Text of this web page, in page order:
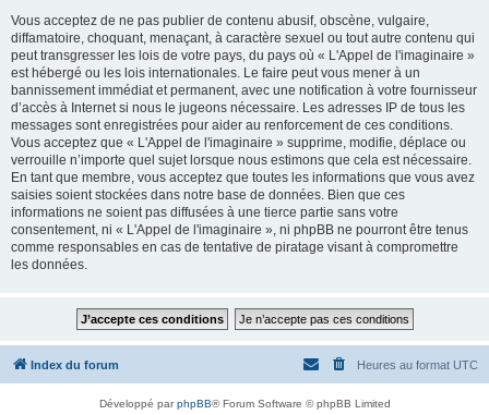
Vous acceptez de ne pas publier de contenu abusif, obscène, vulgaire,
diffamatoire, choquant, menaçant, à caractère sexuel ou tout autre contenu qui
peut transgresser les lois de votre pays, du pays où « L'Appel de l'imaginaire »
est hébergé ou les lois internationales. Le faire peut vous mener à un
bannissement immédiat et permanent, avec une notification à votre fournisseur
d’accès à Internet si nous le jugeons nécessaire. Les adresses IP de tous les
messages sont enregistrées pour aider au renforcement de ces conditions.
Vous acceptez que « L'Appel de l'imaginaire » supprime, modifie, déplace ou
verrouille n’importe quel sujet lorsque nous estimons que cela est nécessaire.
En tant que membre, vous acceptez que toutes les informations que vous avez
saisies soient stockées dans notre base de données. Bien que ces
informations ne soient pas diffusées à une tierce partie sans votre
consentement, ni « L'Appel de l'imaginaire », ni phpBB ne pourront être tenus
comme responsables en cas de tentative de piratage visant à compromettre
les données.
Index du forum Heures au format UTC
Développé parphpBB® Forum Software © phpBB Limited